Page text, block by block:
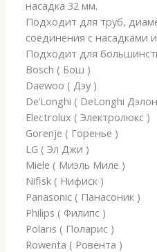
насадка 32 мм.
Подходит для труб,
соединения с насадками
Подходит для
Bosch ( Бош )
Daewoo ( Дэу )
De’Longhi ( DeLonghi
Electrolux ( Электролюкс )
Gorenje ( Горенье )
LG ( Эл Джи )
Miele ( Миэль Миле )
Nifisk ( Нифиск )
Panasonic ( Панасоник )
Philips ( Филипс )
Polaris ( Поларис )
Rowenta ( Ровента )